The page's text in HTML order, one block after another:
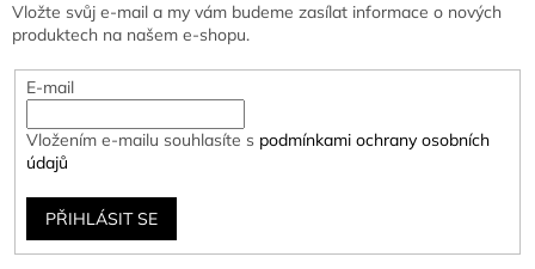
Vložte svůj e-mail a my vám budeme zasílat informace o nových
produktech na našem e-shopu.
E-mail
Vložením e-mailu souhlasíte s podmínkami ochrany osobních
údajů
PŘIHLÁSIT SE